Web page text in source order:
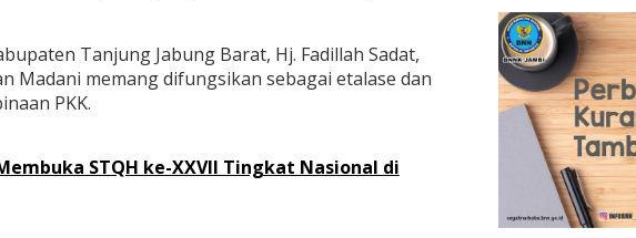
Tanjung Jabung Barat, Hj. Fadillah Sadat,
Madani memang difungsikan sebagai etalase dan
PKK.
STQH ke-XXVII Tingkat Nasional di